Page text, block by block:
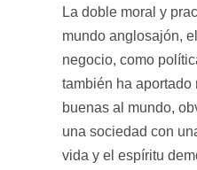
La doble moral y
mundo anglosajón,
negocio, como
también ha aportado
buenas al mundo,
una sociedad con
vida y el espíritu